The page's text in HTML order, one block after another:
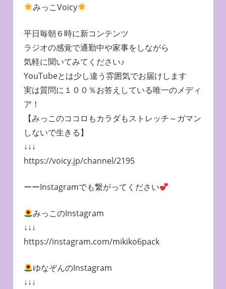
みっこVoicy
平日毎朝６時に新コンテンツ
ラジオの感覚で通勤中や家事をしながら
気軽に聞いてみてください♪
YouTubeとは少し違う雰囲気でお届けします
実は質問に１００％お答えしている唯一のメディ
ア！
【みっこのココロもカラダもストレッチ～ガマン
しないで生きる】
↓↓↓
https://voicy.jp/channel/2195
ーーInstagramでも繋がってください
みっこのInstagram
↓↓↓
https://instagram.com/mikiko6pack
ゆなぞんのInstagram
↓↓↓